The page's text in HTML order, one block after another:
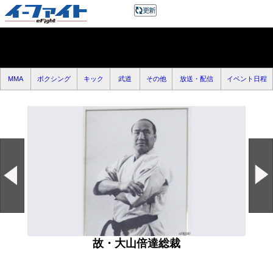
MMA ボクシング キック 武道 その他 放送・配信 イベント日程
故・大山倍達総裁